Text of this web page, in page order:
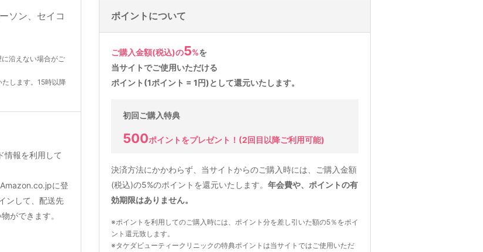
沿えない場合がご
します。15時以降
情報を利用して
に登
ンして、配送先
ができます。
ポイントについて
ご購入金額(税込)の5%を
当サイトでご使用いただける
ポイント(1ポイント = 1円)として還元いたします。
初回ご購入特典
500ポイントをプレゼント！ (2回目以降ご利用可能)
決済方法にかかわらず、当サイトからのご購入時には、ご購入金額
(税込)の5%のポイントを還元いたします。 年会費や、ポイントの有
効期限はありません。
※ポイントを利用してのご購入時には、ポイント分を差し引いた額の5％をポイ
ント還元致します。
※タケダビューティークリニックの特典ポイントは当サイトではご使用いただ